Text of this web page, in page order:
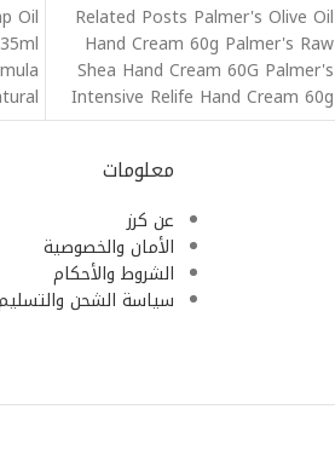
Related Posts Palmer's Olive Oil
Hand Cream 60g Palmer's Raw
Shea Hand Cream 60G Palmer's
Intensive Relife Hand Cream 60g
Oil
معلومات
عن كرز
الأمان والخصوصية
الشروط والأحكام
سياسة الشحن